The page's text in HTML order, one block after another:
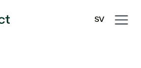
SV
Open
Close